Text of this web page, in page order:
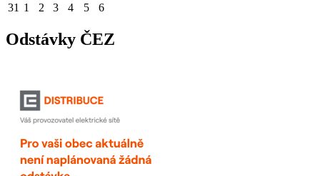
31 1 2 3 4 5 6
Odstávky ČEZ